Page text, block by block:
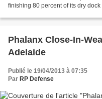
finishing 80 percent of its dry
Phalanx Close-In-
Adelaide
Publié le 19/04/2013 à 07:35
Par RP Defense